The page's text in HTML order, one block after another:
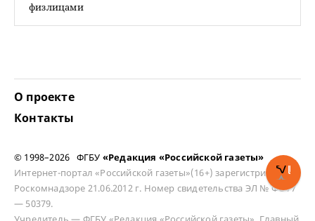
физлицами
О проекте
Контакты
© 1998–2026 ФГБУ «Редакция «Российской газеты»
Интернет-портал «Российской газеты»(16+) зарегистрирован в
Роскомнадзоре 21.06.2012 г. Номер свидетельства ЭЛ № ФС 77
— 50379.